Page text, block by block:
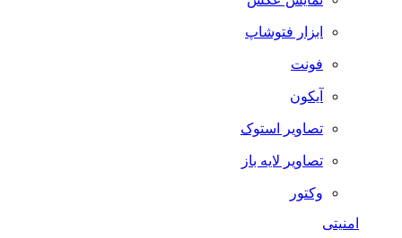
ابزار فتوشاپ
فونت
آیکون
تصاویر استوک
تصاویر لایه باز
وکتور
امنیتی